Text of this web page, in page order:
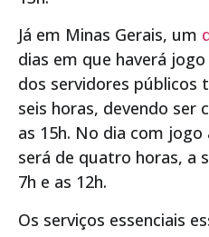
Já em Minas Gerais, um
dias em que haverá
dos servidores públicos
seis horas, devendo ser
as 15h. No dia com
será de quatro horas, a
7h e as 12h.
Os serviços essenciais